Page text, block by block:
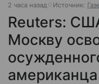
2 часа назад Источник:
Reuters:
Москву